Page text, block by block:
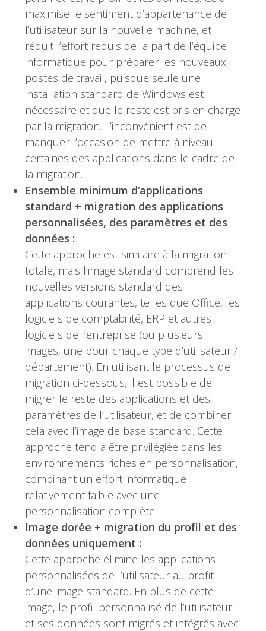
maximise le sentiment d’appartenance de
l’utilisateur sur la nouvelle machine, et
réduit l’effort requis de la part de l’équipe
informatique pour préparer les nouveaux
postes de travail, puisque seule une
installation standard de Windows est
nécessaire et que le reste est pris en charge
par la migration. L’inconvénient est de
manquer l’occasion de mettre à niveau
certaines des applications dans le cadre de
la migration.
Ensemble minimum d’applications
standard + migration des applications
personnalisées, des paramètres et des
données :
Cette approche est similaire à la migration
totale, mais l’image standard comprend les
nouvelles versions standard des
applications courantes, telles que Office, les
logiciels de comptabilité, ERP et autres
logiciels de l’entreprise (ou plusieurs
images, une pour chaque type d’utilisateur /
département). En utilisant le processus de
migration ci-dessous, il est possible de
migrer le reste des applications et des
paramètres de l’utilisateur, et de combiner
cela avec l’image de base standard. Cette
approche tend à être privilégiée dans les
environnements riches en personnalisation,
combinant un effort informatique
relativement faible avec une
personnalisation complète.
Image dorée + migration du profil et des
données uniquement :
Cette approche élimine les applications
personnalisées de l’utilisateur au profit
d’une image standard. En plus de cette
image, le profil personnalisé de l’utilisateur
et ses données sont migrés et intégrés avec